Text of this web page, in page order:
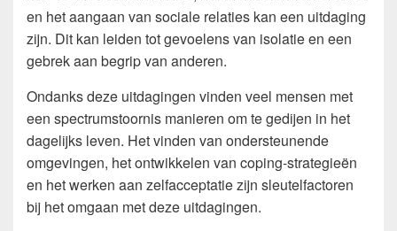
en het aangaan van sociale relaties kan een uitdaging
zijn. Dit kan leiden tot gevoelens van isolatie en een
gebrek aan begrip van anderen.
Ondanks deze uitdagingen vinden veel mensen met
een spectrumstoornis manieren om te gedijen in het
dagelijks leven. Het vinden van ondersteunende
omgevingen, het ontwikkelen van coping-strategieën
en het werken aan zelfacceptatie zijn sleutelfactoren
bij het omgaan met deze uitdagingen.